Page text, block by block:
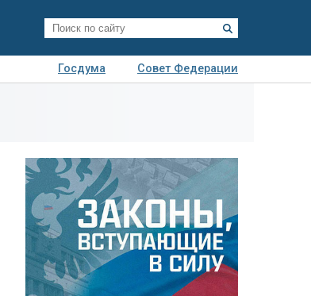
Госдума
Совет Федерации